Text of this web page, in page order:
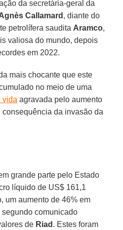
da secretária-geral da
Callamard , diante do
petrolífera saudita Aramco,
valiosa do mundo, depois
em 2022.
mais chocante que este
no meio de uma
vida agravada pelo aumento
da invasão da
grande parte pelo Estado
líquido de US$ 161,1
um aumento de 46% em
comunicado
de Riad . Estes foram